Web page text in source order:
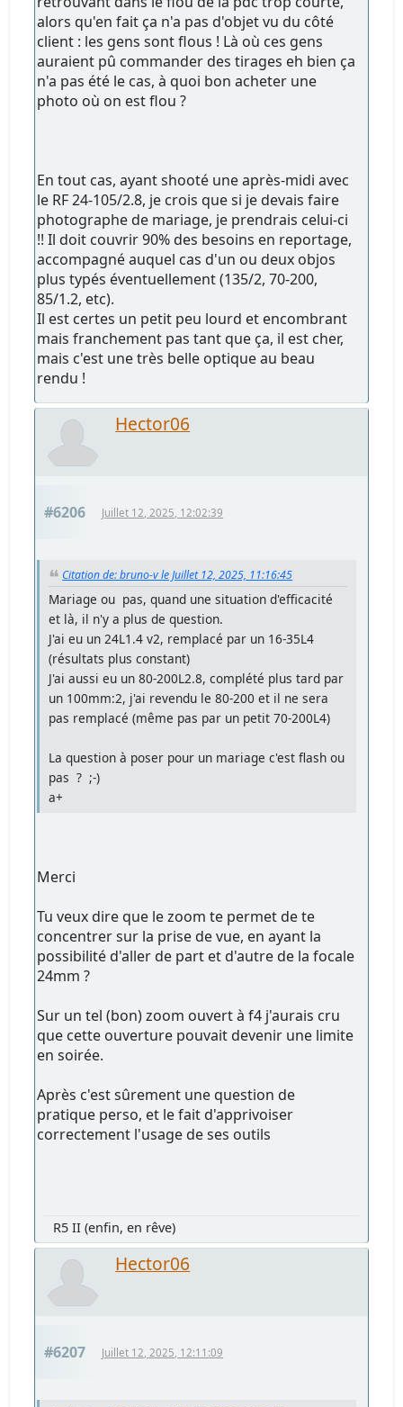
alors qu'en fait ça n'a pas d'objet vu du côté
client : les gens sont flous ! Là où ces gens
auraient pû commander des tirages eh bien ça
n'a pas été le cas, à quoi bon acheter une
photo où on est flou ?
En tout cas, ayant shooté une après-midi avec
le RF 24-105/2.8, je crois que si je devais faire
photographe de mariage, je prendrais celui-ci
!! Il doit couvrir 90% des besoins en reportage,
accompagné auquel cas d'un ou deux objos
plus typés éventuellement (135/2, 70-200,
85/1.2, etc).
Il est certes un petit peu lourd et encombrant
mais franchement pas tant que ça, il est cher,
mais c'est une très belle optique au beau
rendu !
Hector06
#6206 Juillet 12, 2025, 12:02:39
Citation de: bruno-v le Juillet 12, 2025, 11:16:45
Mariage ou pas, quand une situation d'efficacité
et là, il n'y a plus de question.
J'ai eu un 24L1.4 v2, remplacé par un 16-35L4
(résultats plus constant)
J'ai aussi eu un 80-200L2.8, complété plus tard par
un 100mm:2, j'ai revendu le 80-200 et il ne sera
pas remplacé (même pas par un petit 70-200L4)
La question à poser pour un mariage c'est flash ou
pas ? ;-)
a+
Merci
Tu veux dire que le zoom te permet de te
concentrer sur la prise de vue, en ayant la
possibilité d'aller de part et d'autre de la focale
24mm ?
Sur un tel (bon) zoom ouvert à f4 j'aurais cru
que cette ouverture pouvait devenir une limite
en soirée.
Après c'est sûrement une question de
pratique perso, et le fait d'apprivoiser
correctement l'usage de ses outils
R5 II (enfin, en rêve)
Hector06
#6207 Juillet 12, 2025, 12:11:09